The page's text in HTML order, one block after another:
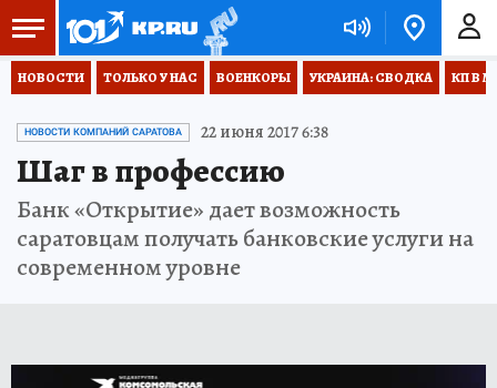
НОВОСТИ ТОЛЬКО У НАС ВОЕНКОРЫ УКРАИНА: СВОДКА КП В
НОВОСТИ КОМПАНИЙ САРАТОВА 22 июня 2017 6:38
Шаг в профессию
Банк «Открытие» дает возможность
саратовцам получать банковские услуги на
современном уровне